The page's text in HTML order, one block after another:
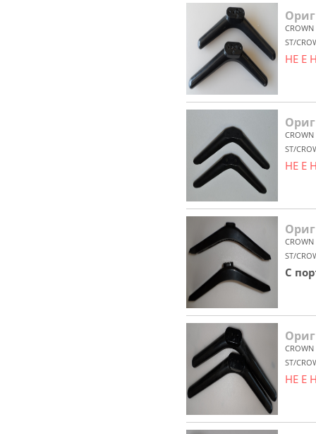
CROWN
ST/
НЕ Е
CROWN
ST/
НЕ Е
CROWN
ST/
С
CROWN
ST/
НЕ Е